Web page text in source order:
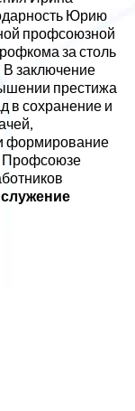
Юрию
профсоюзной
за столь
В заключение
престижа
в сохранение и
формирование
Профсоюзе